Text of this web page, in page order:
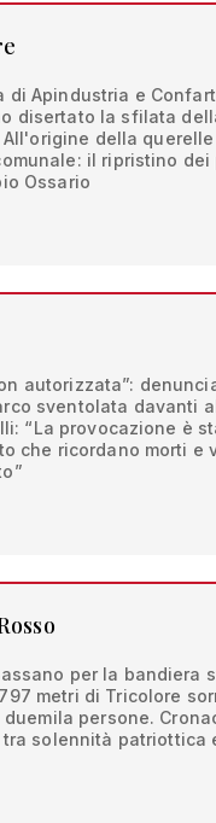
di Apindustria e
disertato la sfilata
della
il ripristino dei
Ossario
autorizzata”:
sventolata davanti
“La provocazione è
che ricordano morti e
per la bandiera
metri di Tricolore
persone.
solennità patriottica